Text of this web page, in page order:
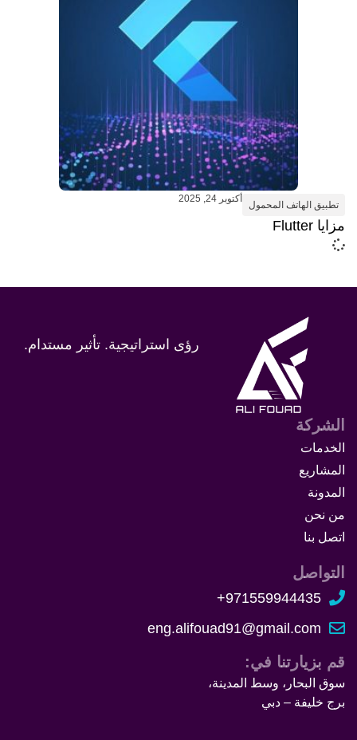
تطبيق الهاتف المحمول
أكتوبر 24, 2025
مزايا Flutter
رؤى استراتيجية. تأثير مستدام.
الشركة
الخدمات
المشاريع
المدونة
من نحن
اتصل بنا
التواصل
971559944435+
eng.alifouad91@gmail.com
قم بزيارتنا في:
سوق البحار، وسط المدينة،
برج خليفة – دبي